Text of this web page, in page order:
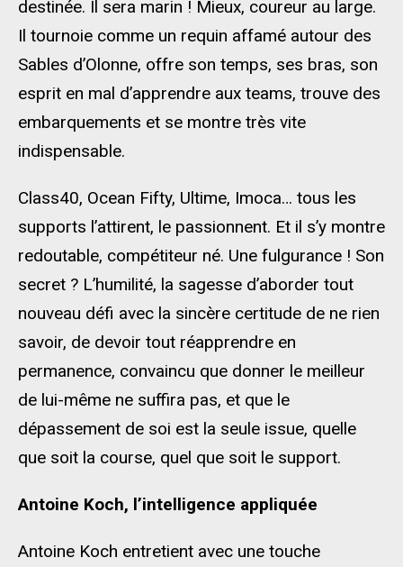
destinée. Il sera marin ! Mieux, coureur au large.
Il tournoie comme un requin affamé autour des
Sables d’Olonne, offre son temps, ses bras, son
esprit en mal d’apprendre aux teams, trouve des
embarquements et se montre très vite
indispensable.
Class40, Ocean Fifty, Ultime, Imoca… tous les
supports l’attirent, le passionnent. Et il s’y montre
redoutable, compétiteur né. Une fulgurance ! Son
secret ? L’humilité, la sagesse d’aborder tout
nouveau défi avec la sincère certitude de ne rien
savoir, de devoir tout réapprendre en
permanence, convaincu que donner le meilleur
de lui-même ne suffira pas, et que le
dépassement de soi est la seule issue, quelle
que soit la course, quel que soit le support.
Antoine Koch, l’intelligence appliquée
Antoine Koch entretient avec une touche